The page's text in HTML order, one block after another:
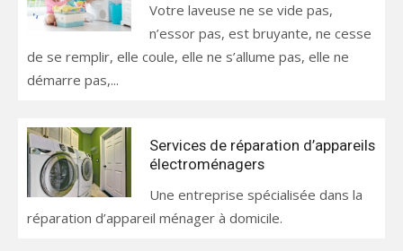
Votre laveuse ne se vide pas,
n’essor pas, est bruyante, ne cesse
de se remplir, elle coule, elle ne s’allume pas, elle ne
démarre pas,...
Services de réparation d’appareils
électroménagers
Une entreprise spécialisée dans la
réparation d’appareil ménager à domicile.